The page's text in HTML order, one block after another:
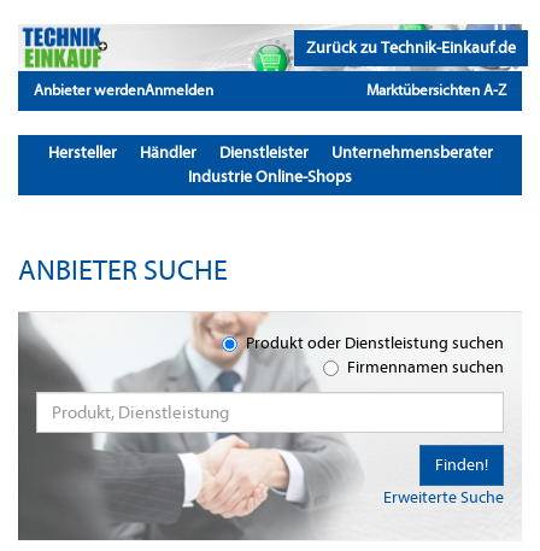
Zurück zu Technik-Einkauf.de
Anbieter werdenAnmelden Marktübersichten A-Z
Hersteller Händler Dienstleister
Unternehmensberater
Industrie Online-Shops
ANBIETER SUCHE
Produkt oder Dienstleistung suchen
Firmennamen suchen
Erweiterte Suche
Finden!